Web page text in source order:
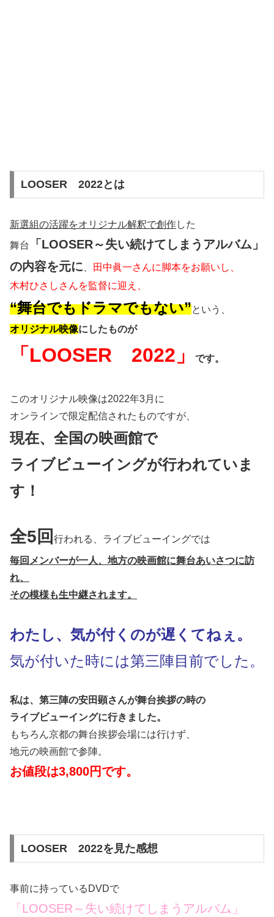
LOOSER 2022とは
新選組の活躍をオリジナル解釈で創作した
舞台
「LOOSER～失い続けてしまうアルバム」
の内容を元に
田中眞一さんに脚本をお願いし、
木村ひさしさんを監督に迎え、
“舞台でもドラマでもない”という、
オリジナル映像にしたものが
「LOOSER 2022」 です。
このオリジナル映像は2022年3月に
オンラインで限定配信されたものですが、
現在、全国の映画館で
ライブビューイングが行われていま
す！
全5回 行われる、ライブビューイングでは
毎回メンバーが一人、地方の映画館に舞台あいさつに訪
れ、
その模様も生中継されます。
わたし、気が付くのが遅くてねぇ。
気が付いた時には第三陣目前でした。
私は、第三陣の安田顕さんが舞台挨拶の時の
ライブビューイングに行きました。
もちろん京都の舞台挨拶会場には行けず、
地元の映画館で参陣。
お値段は3,800円です。
LOOSER 2022を見た感想
事前に持っているDVDで
「LOOSER～失い続けてしまうアルバム」